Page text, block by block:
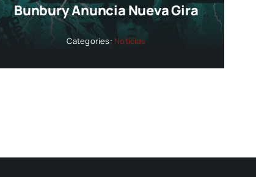
Bunbury Anuncia Nueva Gira
Categories: Noticias